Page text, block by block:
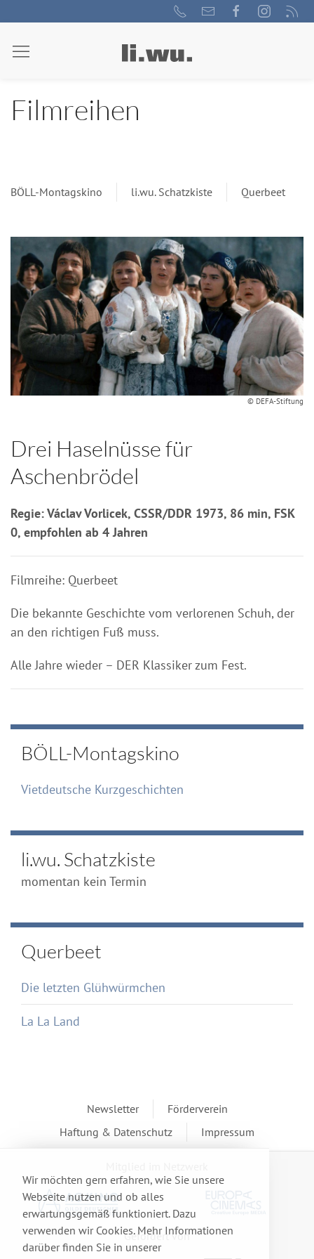
Wir möchten gern erfahren, wie Sie unsere
Webseite nutzen und ob alles
erwartungsgemäß funktioniert. Dazu
verwenden wir Cookies. Mehr Informationen
darüber finden Sie in unserer
Filmreihen
BÖLL-Montagskino li.wu. Schatzkiste Querbeet
© DEFA-Stiftung
Drei Haselnüsse für
Aschenbrödel
Regie: Václav Vorlicek, CSSR/DDR 1973, 86 min, FSK
0, empfohlen ab 4 Jahren
Filmreihe: Querbeet
Die bekannte Geschichte vom verlorenen Schuh, der
an den richtigen Fuß muss.
Alle Jahre wieder – DER Klassiker zum Fest.
BÖLL-Montagskino
Vietdeutsche Kurzgeschichten
li.wu. Schatzkiste
momentan kein Termin
Querbeet
Die letzten Glühwürmchen
La La Land
Newsletter
Förderverein
Haftung & Datenschutz
Impressum
Gefördert von